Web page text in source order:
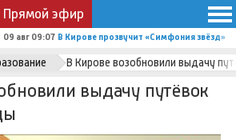
Прямой эфир
09 авг 09:07 В Кирове прозвучит «Симфония звёзд»
В Кирове возобновили выдачу
выдачу путёвок